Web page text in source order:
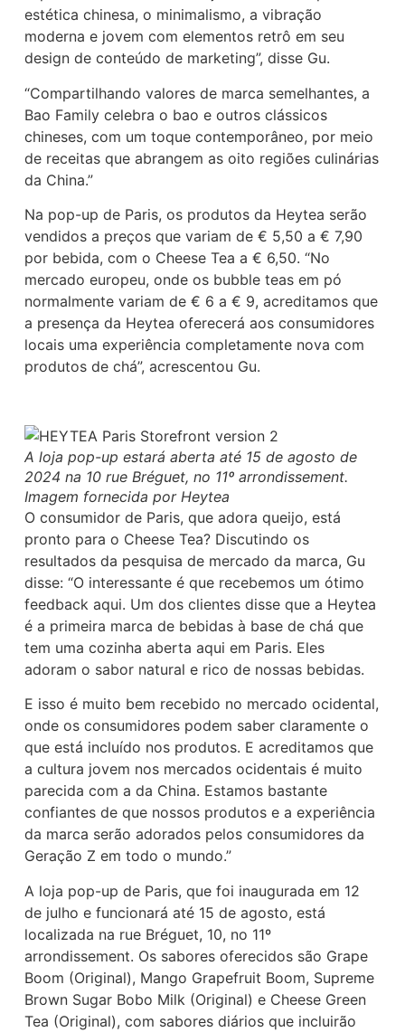
estética chinesa, o minimalismo, a vibração
moderna e jovem com elementos retrô em seu
design de conteúdo de marketing”, disse Gu.
“Compartilhando valores de marca semelhantes, a
Bao Family celebra o bao e outros clássicos
chineses, com um toque contemporâneo, por meio
de receitas que abrangem as oito regiões culinárias
da China.”
Na pop-up de Paris, os produtos da Heytea serão
vendidos a preços que variam de € 5,50 a € 7,90
por bebida, com o Cheese Tea a € 6,50. “No
mercado europeu, onde os bubble teas em pó
normalmente variam de € 6 a € 9, acreditamos que
a presença da Heytea oferecerá aos consumidores
locais uma experiência completamente nova com
produtos de chá”, acrescentou Gu.
A loja pop-up estará aberta até 15 de agosto de
2024 na 10 rue Bréguet, no 11º arrondissement.
Imagem fornecida por Heytea
O consumidor de Paris, que adora queijo, está
pronto para o Cheese Tea? Discutindo os
resultados da pesquisa de mercado da marca, Gu
disse: “O interessante é que recebemos um ótimo
feedback aqui. Um dos clientes disse que a Heytea
é a primeira marca de bebidas à base de chá que
tem uma cozinha aberta aqui em Paris. Eles
adoram o sabor natural e rico de nossas bebidas.
E isso é muito bem recebido no mercado ocidental,
onde os consumidores podem saber claramente o
que está incluído nos produtos. E acreditamos que
a cultura jovem nos mercados ocidentais é muito
parecida com a da China. Estamos bastante
confiantes de que nossos produtos e a experiência
da marca serão adorados pelos consumidores da
Geração Z em todo o mundo.”
A loja pop-up de Paris, que foi inaugurada em 12
de julho e funcionará até 15 de agosto, está
localizada na rue Bréguet, 10, no 11º
arrondissement. Os sabores oferecidos são Grape
Boom (Original), Mango Grapefruit Boom, Supreme
Brown Sugar Bobo Milk (Original) e Cheese Green
Tea (Original), com sabores diários que incluirão